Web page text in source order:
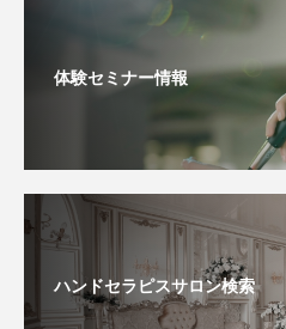
体験セミナー情報
ハンドセラピスサロン検索